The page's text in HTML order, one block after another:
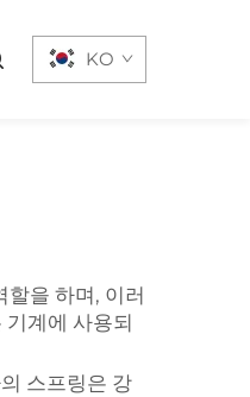
KO
을 하며, 이러
계에 사용되
스프링은 강